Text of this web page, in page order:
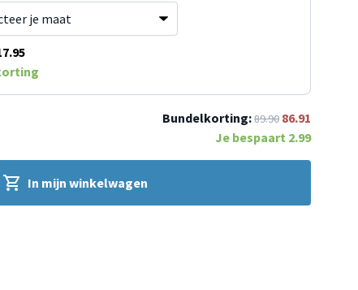
Bundelkorting:89.90 86.91
Je bespaart 2.99
In mijn winkelwagen